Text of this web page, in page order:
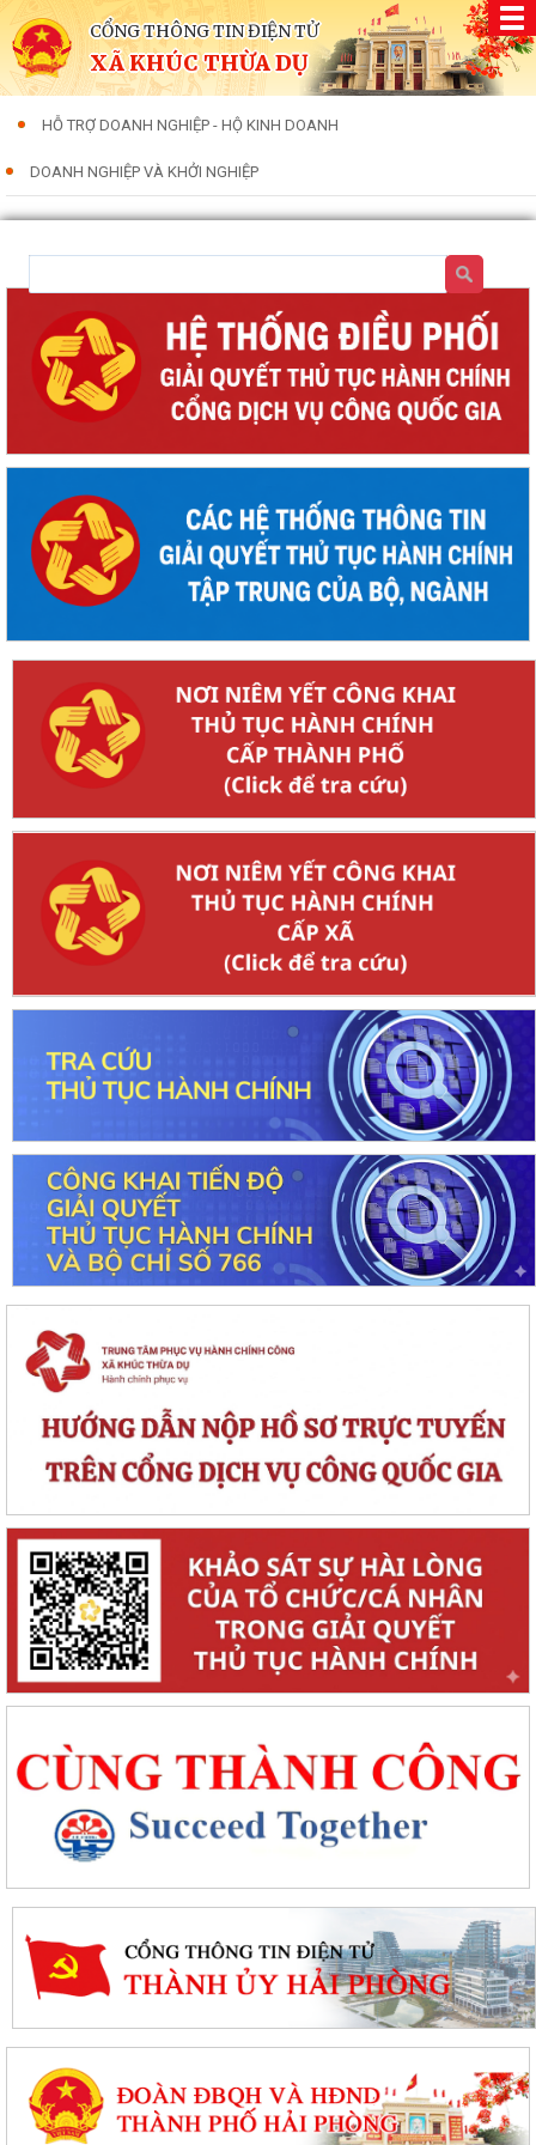
CỔNG THÔNG TIN ĐIỆN TỬ
XÃ KHÚC THỪA DỤ
HỖ TRỢ DOANH NGHIỆP - HỘ KINH DOANH
DOANH NGHIỆP VÀ KHỞI NGHIỆP